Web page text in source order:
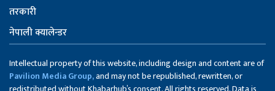
तरकारी
नेपाली क्यालेन्डर
Intellectual property of this website, including design and content are of
Pavilion Media Group,and may not be republished, rewritten, or